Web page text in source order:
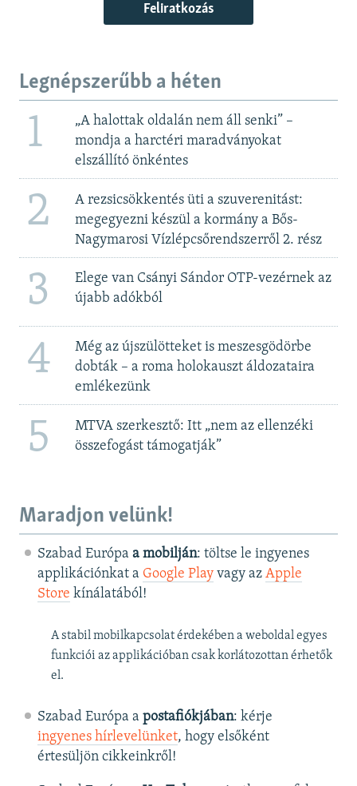
Feliratkozás
Legnépszerűbb a héten
1
„A halottak oldalán nem áll senki” –
mondja a harctéri maradványokat
elszállító önkéntes
2
A rezsicsökkentés üti a szuverenitást:
megegyezni készül a kormány a Bős-
Nagymarosi Vízlépcsőrendszerről 2. rész
3
Elege van Csányi Sándor OTP-vezérnek az
újabb adókból
4
Még az újszülötteket is meszesgödörbe
dobták – a roma holokauszt áldozataira
emlékezünk
5
MTVA szerkesztő: Itt „nem az ellenzéki
összefogást támogatják”
Maradjon velünk!
Szabad Európa a mobilján: töltse le ingyenes
applikációnkat a Google Playvagy az Apple
Store kínálatából!
A stabil mobilkapcsolat érdekében a weboldal egyes
funkciói az applikációban csak korlátozottan érhetők
el.
Szabad Európa a postafiókjában: kérje
ingyenes hírlevelünket, hogy elsőként
értesüljön cikkeinkről!